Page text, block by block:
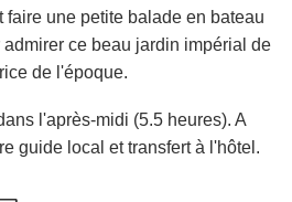
faire une petite balade en bateau
ce beau jardin impérial de
de l'époque.
l'après-midi (5.5 heures). A
guide local et transfert à l'hôtel.